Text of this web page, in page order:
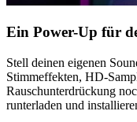
Ein Power-Up für
Stell deinen eigenen
Stimmeffekten, HD-
Rauschunterdrückung
runterladen und